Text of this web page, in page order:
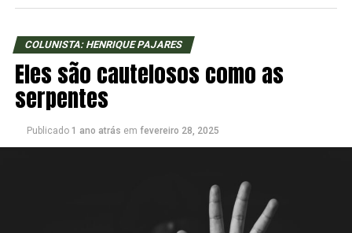
COLUNISTA: HENRIQUE PAJARES
Eles são cautelosos como as
serpentes
Publicado 1 ano atrás em fevereiro 28, 2025